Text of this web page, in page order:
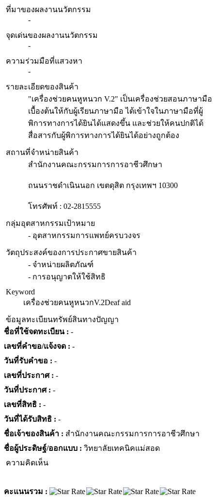
ที่มาของผลงานนวัตกรรม
-
จุดเด่นของผลงานนวัตกรรม
-
ความร่วมมือที่แสวงหา
-
รายละเอียดของสินค้า
"เครื่องช่วยคนหูหนวก V.2" เป็นเครื่องช่วยสอนภาษามือ
เบื้องต้นให้กับผู้เรียนภาษามือ ได้เข้าใจในภาษามือที่ผู้
พิการทางการได้ยินได้แสดงขึ้น และช่วยให้คนปกติได้
สื่อสารกับผู้พิการทางการได้ยินได้อย่างถูกต้อง
สถานที่จำหน่ายสินค้า
สำนักงานคณะกรรมการการอาชีวศึกษา
ถนนราชดำเนินนอก เขตดุสิต กรุงเทพฯ 10300
โทรศัพท์ : 02-2815555
กลุ่มอุตสาหกรรมเป้าหมาย
- อุตสาหกรรมการแพทย์ครบวงจร
วัตถุประสงค์ของการประกาศขายสินค้า
- จำหน่ายผลิตภัณฑ์
- การอนุญาตให้ใช้สิทธิ
Keyword
เครื่องช่วยคนหูหนวกV.2Deaf aid
ข้อมูลทะเบียนทรัพย์สินทางปัญญา
ชื่อที่ใช้จดทะเบียน : -
เลขที่คำขอ/แจ้งจด : -
วันที่รับคำขอ : -
เลขที่ประกาศ : -
วันที่ประกาศ : -
เลขที่สิทธิ : -
วันที่ได้รับสิทธิ : -
ชื่อเจ้าของสินค้า : สำนักงานคณะกรรมการการอาชีวศึกษา
ชื่อผู้ประดิษฐ์/ออกแบบ : วิทยาลัยเทคนิคแม่สอด
ความคิดเห็น
คะแนนรวม :